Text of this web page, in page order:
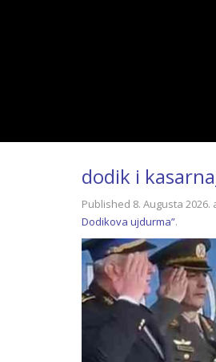
dodik i
Published 8. Augusta 2026.
Dodikova ujdurma”.